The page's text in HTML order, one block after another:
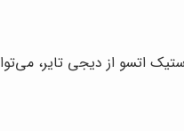
اتسو از دیجی تایر،